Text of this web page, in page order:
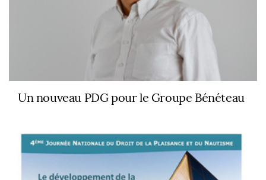
Un nouveau PDG pour le Groupe Bénéteau